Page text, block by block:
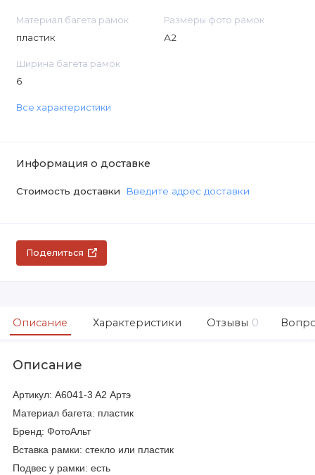
Материал багета рамок
пластик
Размеры фото рамок
А2
Ширина багета рамок
6
Все характеристики
Информация о доставке
Стоимость доставки Введите адрес доставки
Поделиться
Описание Характеристики Отзывы 0
Описание
Артикул: A6041-3 A2 Артэ
Материал багета: пластик
Бренд: ФотоАльт
Вставка рамки: стекло или пластик
Подвес у рамки: есть